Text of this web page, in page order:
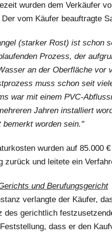
wurden dem Verkäufer
vom Käufer beauftragte
(starker Rost) ist schon
Prozess, der
an der Oberfläche vor
muss schon seit
war mit einem PVC-
Jahren installiert
bemerkt worden sein."
wurden auf 85.000
zurück und leitete ein
und Berufungsgericht
verlangte der Käufer,
des gerichtlich
dass er den